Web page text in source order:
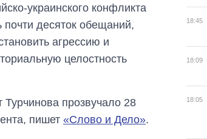
украинского конфликта
десяток обещаний,
агрессию и
целостность
Турчинова прозвучало 28
пишет «Слово и Дело».
18:45
18:09
18:05